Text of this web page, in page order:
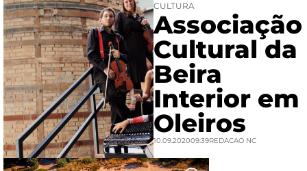
CULTURA
Associação
Cultural da
Beira
Interior em
Oleiros
10.09.202009:39REDACAO NC